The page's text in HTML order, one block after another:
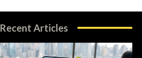
Recent Articles